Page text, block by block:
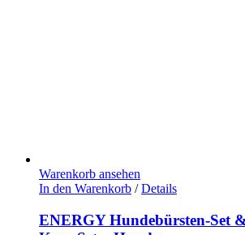
Warenkorb ansehen
In den Warenkorb / Details
ENERGY Hundebürsten-Set